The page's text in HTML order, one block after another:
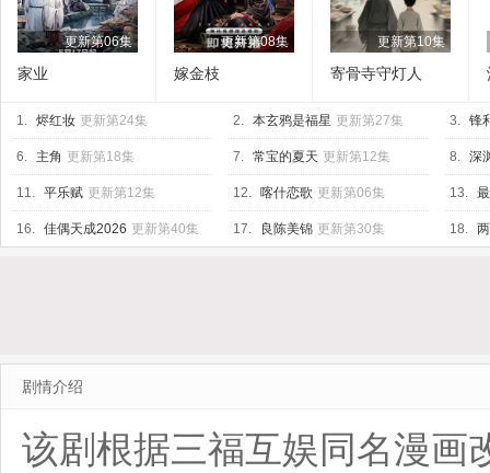
更新第06集
家业
更新第08集
嫁金枝
更新第10集
寄骨寺守灯人
1. 烬红妆 更新第24集 2. 本玄鸦是福星 更新第27集 3. 锋
6. 主角 更新第18集 7. 常宝的夏天 更新第12集 8. 深
11. 平乐赋 更新第12集 12. 喀什恋歌 更新第06集 13.
16. 佳偶天成2026 更新第40集 17. 良陈美锦 更新第30集 18.
剧情介绍
该剧根据三福互娱同名漫画